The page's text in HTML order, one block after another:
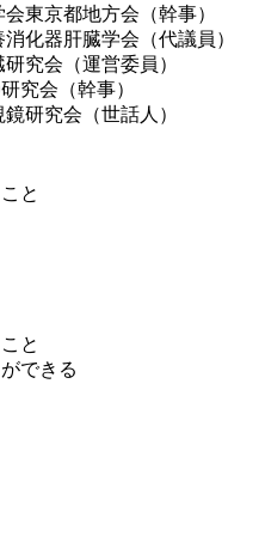
東京都地方会（幹事）
化器肝臓学会（代議員）
究会（運営委員）
究会（幹事）
研究会（世話人）
と
と
できる